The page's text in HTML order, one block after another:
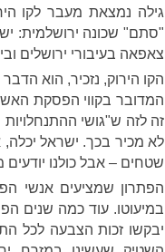
גילה נמצאת מעבר לקו
"סתם" שכונה ירושלמית:
צאפאה בעיבורי ירושלים
הקו הירוק, נזכיר, הוא
זה לזה ש"גושי
לא מכיר בכך. ישראל יכלה,
שטחים – אבל כולנו יודעים מה היא
הפתרון שמציעים אנשי
במיעוטו. עוד כמה שנים
יבקשו זכות הצבעה לכל